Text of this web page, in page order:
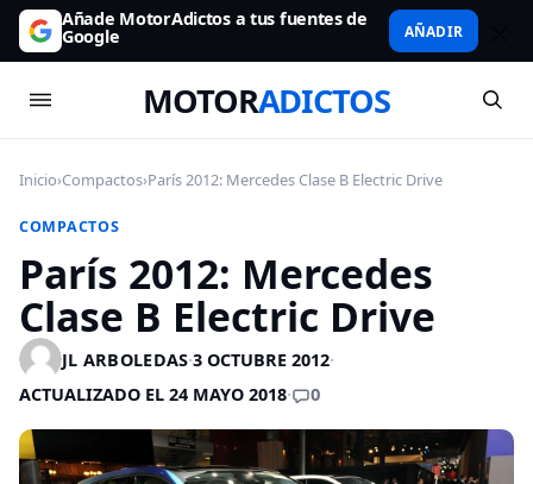
Añade MotorAdictos a tus fuentes de
Google AÑADIR
MOTORADICTOS
Inicio›Compactos›París 2012: Mercedes Clase B Electric Drive
COMPACTOS
París 2012: Mercedes
Clase B Electric Drive
JL ARBOLEDAS·3 OCTUBRE 2012·
ACTUALIZADO EL 24 MAYO 2018· 0